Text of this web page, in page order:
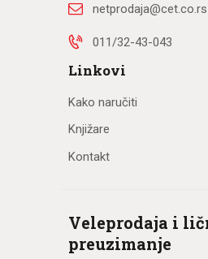
netprodaja@cet.co.rs
011/32-43-043
Linkovi
Kako naručiti
Knjižare
Kontakt
Veleprodaja i
preuzimanje